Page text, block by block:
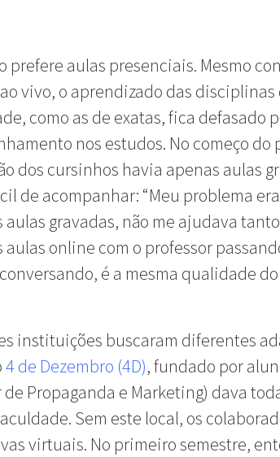
prefere aulas presenciais. Mesmo
vivo, o aprendizado das
como as de exatas, fica defasado
nos estudos. No começo do
dos cursinhos havia apenas aulas
de acompanhar: “Meu problema
aulas gravadas, não me ajudava
aulas online com o professor
é a mesma qualidade
instituições buscaram diferentes
4 de Dezembro (4D), fundado por
Propaganda e Marketing) dava
Sem este local, os
virtuais. No primeiro semestre,